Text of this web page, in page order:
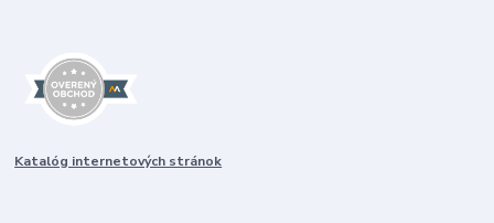
Katalóg internetových stránok